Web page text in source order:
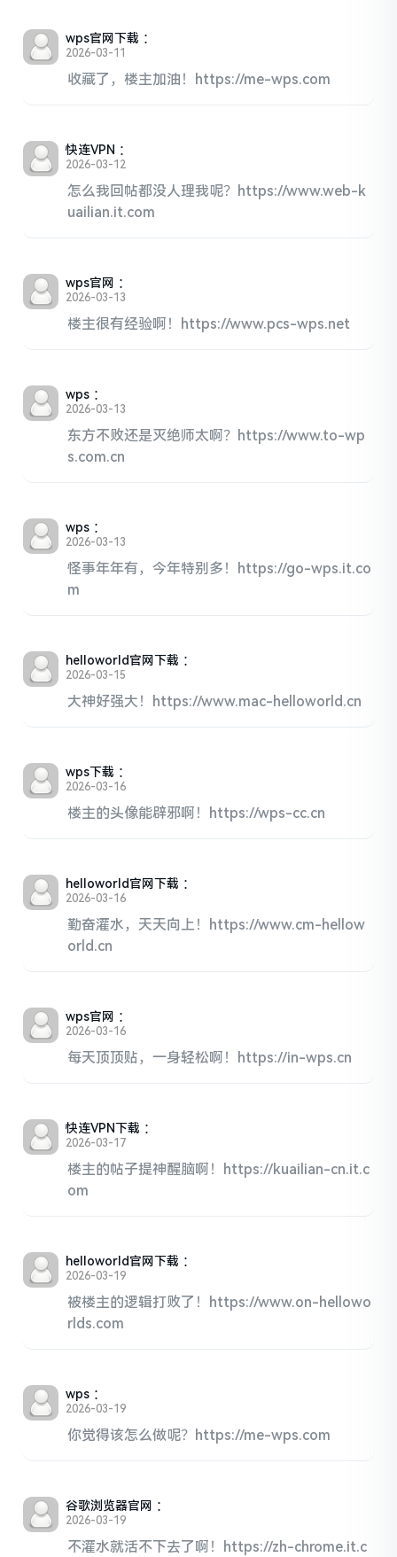
wps官网下载 ：
2026-03-11
收藏了，楼主加油！https://me-wps.com
快连VPN ：
2026-03-12
怎么我回帖都没人理我呢？https://www.web-k
uailian.it.com
wps官网 ：
2026-03-13
楼主很有经验啊！https://www.pcs-wps.net
wps ：
2026-03-13
东方不败还是灭绝师太啊？https://www.to-wp
s.com.cn
wps ：
2026-03-13
怪事年年有，今年特别多！https://go-wps.it.co
m
helloworld官网下载 ：
2026-03-15
大神好强大！https://www.mac-helloworld.cn
wps下载 ：
2026-03-16
楼主的头像能辟邪啊！https://wps-cc.cn
helloworld官网下载 ：
2026-03-16
勤奋灌水，天天向上！https://www.cm-hellow
orld.cn
wps官网 ：
2026-03-16
每天顶顶贴，一身轻松啊！https://in-wps.cn
快连VPN下载 ：
2026-03-17
楼主的帖子提神醒脑啊！https://kuailian-cn.it.c
om
helloworld官网下载 ：
2026-03-19
被楼主的逻辑打败了！https://www.on-hellowo
rlds.com
wps ：
2026-03-19
你觉得该怎么做呢？https://me-wps.com
谷歌浏览器官网 ：
2026-03-19
不灌水就活不下去了啊！https://zh-chrome.it.c